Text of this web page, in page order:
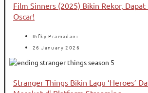
Film Sinners (2025) Bikin Rekor,
Oscar!
Rifky Pramadani
26 January 2026
Stranger Things Bikin Lagu ‘Heroes’